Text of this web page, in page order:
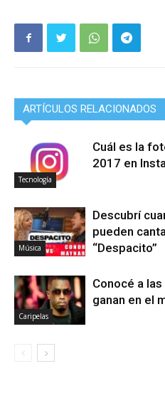
ARTÍCULOS RELACIONADOS
Tecnología
Cuál es la
2017 en
Música
Descubrí
pueden
“Despacito”
Caripelas
Conocé a
ganan en el